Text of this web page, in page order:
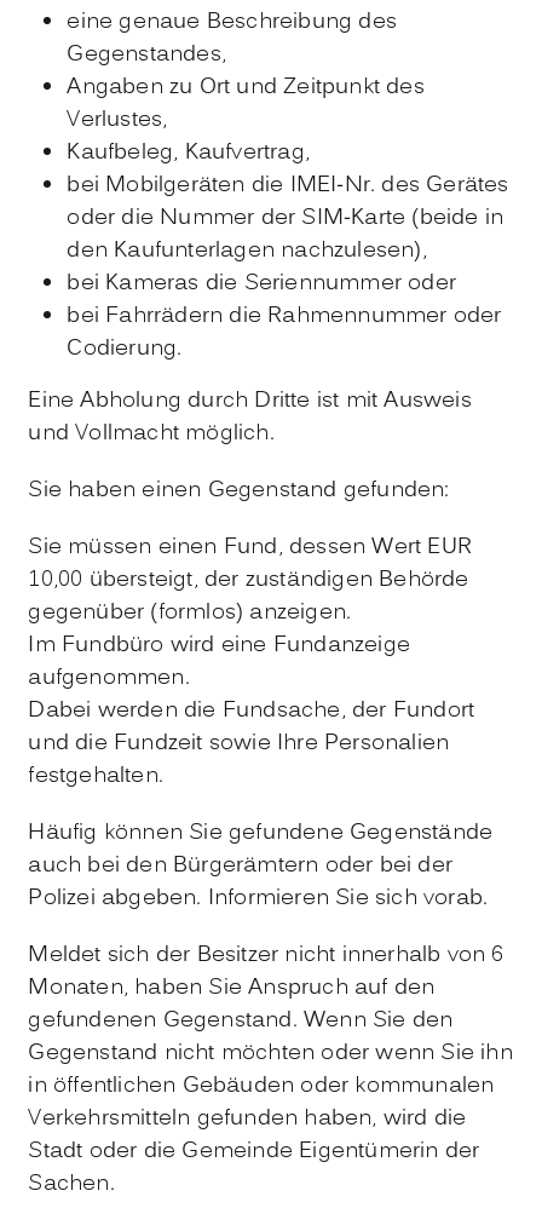
eine genaue Beschreibung des
Gegenstandes,
Angaben zu Ort und Zeitpunkt des
Verlustes,
Kaufbeleg, Kaufvertrag,
bei Mobilgeräten die IMEI-Nr. des Gerätes
oder die Nummer der SIM-Karte (beide in
den Kaufunterlagen nachzulesen),
bei Kameras die Seriennummer oder
bei Fahrrädern die Rahmennummer oder
Codierung.
Eine Abholung durch Dritte ist mit Ausweis
und Vollmacht möglich.
Sie haben einen Gegenstand gefunden:
Sie müssen einen Fund, dessen Wert EUR
10,00 übersteigt, der zuständigen Behörde
gegenüber (formlos) anzeigen.
Im Fundbüro wird eine Fundanzeige
aufgenommen.
Dabei werden die Fundsache, der Fundort
und die Fundzeit sowie Ihre Personalien
festgehalten.
Häufig können Sie gefundene Gegenstände
auch bei den Bürgerämtern oder bei der
Polizei abgeben. Informieren Sie sich vorab.
Meldet sich der Besitzer nicht innerhalb von 6
Monaten, haben Sie Anspruch auf den
gefundenen Gegenstand. Wenn Sie den
Gegenstand nicht möchten oder wenn Sie ihn
in öffentlichen Gebäuden oder kommunalen
Verkehrsmitteln gefunden haben, wird die
Stadt oder die Gemeinde Eigentümerin der
Sachen.